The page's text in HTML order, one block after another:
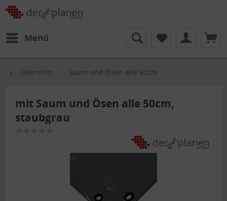
Menü
Übersicht Saum und Ösen alle 50cm
mit Saum und Ösen alle 50cm,
staubgrau